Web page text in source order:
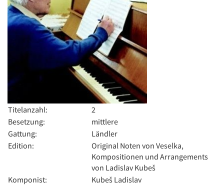
Titelanzahl:
2
Besetzung:
mittlere
Gattung:
Ländler
Edition:
Original Noten von Veselka,
Kompositionen und Arrangements
von Ladislav Kubeš
Komponist:
Kubeš Ladislav